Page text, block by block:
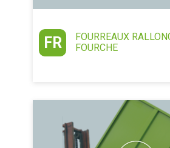
FR
FOURREAUX
FOURCHE